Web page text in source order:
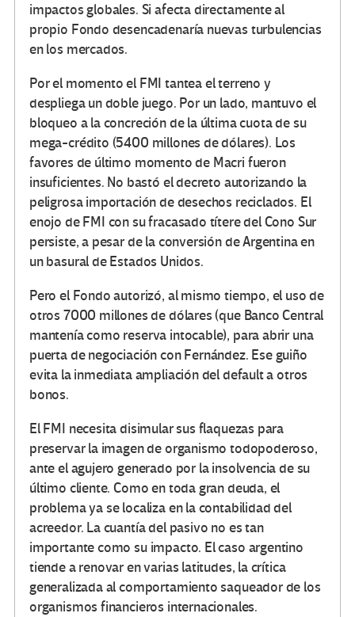
impactos globales. Si afecta directamente al
propio Fondo desencadenaría nuevas turbulencias
en los mercados.
Por el momento el FMI tantea el terreno y
despliega un doble juego. Por un lado, mantuvo el
bloqueo a la concreción de la última cuota de su
mega-crédito (5400 millones de dólares). Los
favores de último momento de Macri fueron
insuficientes. No bastó el decreto autorizando la
peligrosa importación de desechos reciclados. El
enojo de FMI con su fracasado títere del Cono Sur
persiste, a pesar de la conversión de Argentina en
un basural de Estados Unidos.
Pero el Fondo autorizó, al mismo tiempo, el uso de
otros 7000 millones de dólares (que Banco Central
mantenía como reserva intocable), para abrir una
puerta de negociación con Fernández. Ese guiño
evita la inmediata ampliación del default a otros
bonos.
El FMI necesita disimular sus flaquezas para
preservar la imagen de organismo todopoderoso,
ante el agujero generado por la insolvencia de su
último cliente. Como en toda gran deuda, el
problema ya se localiza en la contabilidad del
acreedor. La cuantía del pasivo no es tan
importante como su impacto. El caso argentino
tiende a renovar en varias latitudes, la crítica
generalizada al comportamiento saqueador de los
organismos financieros internacionales.